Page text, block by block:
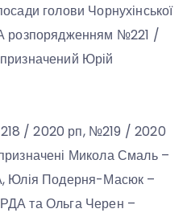
голови Чорнухінської
розпорядженням №221 /
Юрій
/ 2020 рп, №219 / 2020
Микола Смаль –
Юлія Подерня-Масюк –
та Ольга Черен –